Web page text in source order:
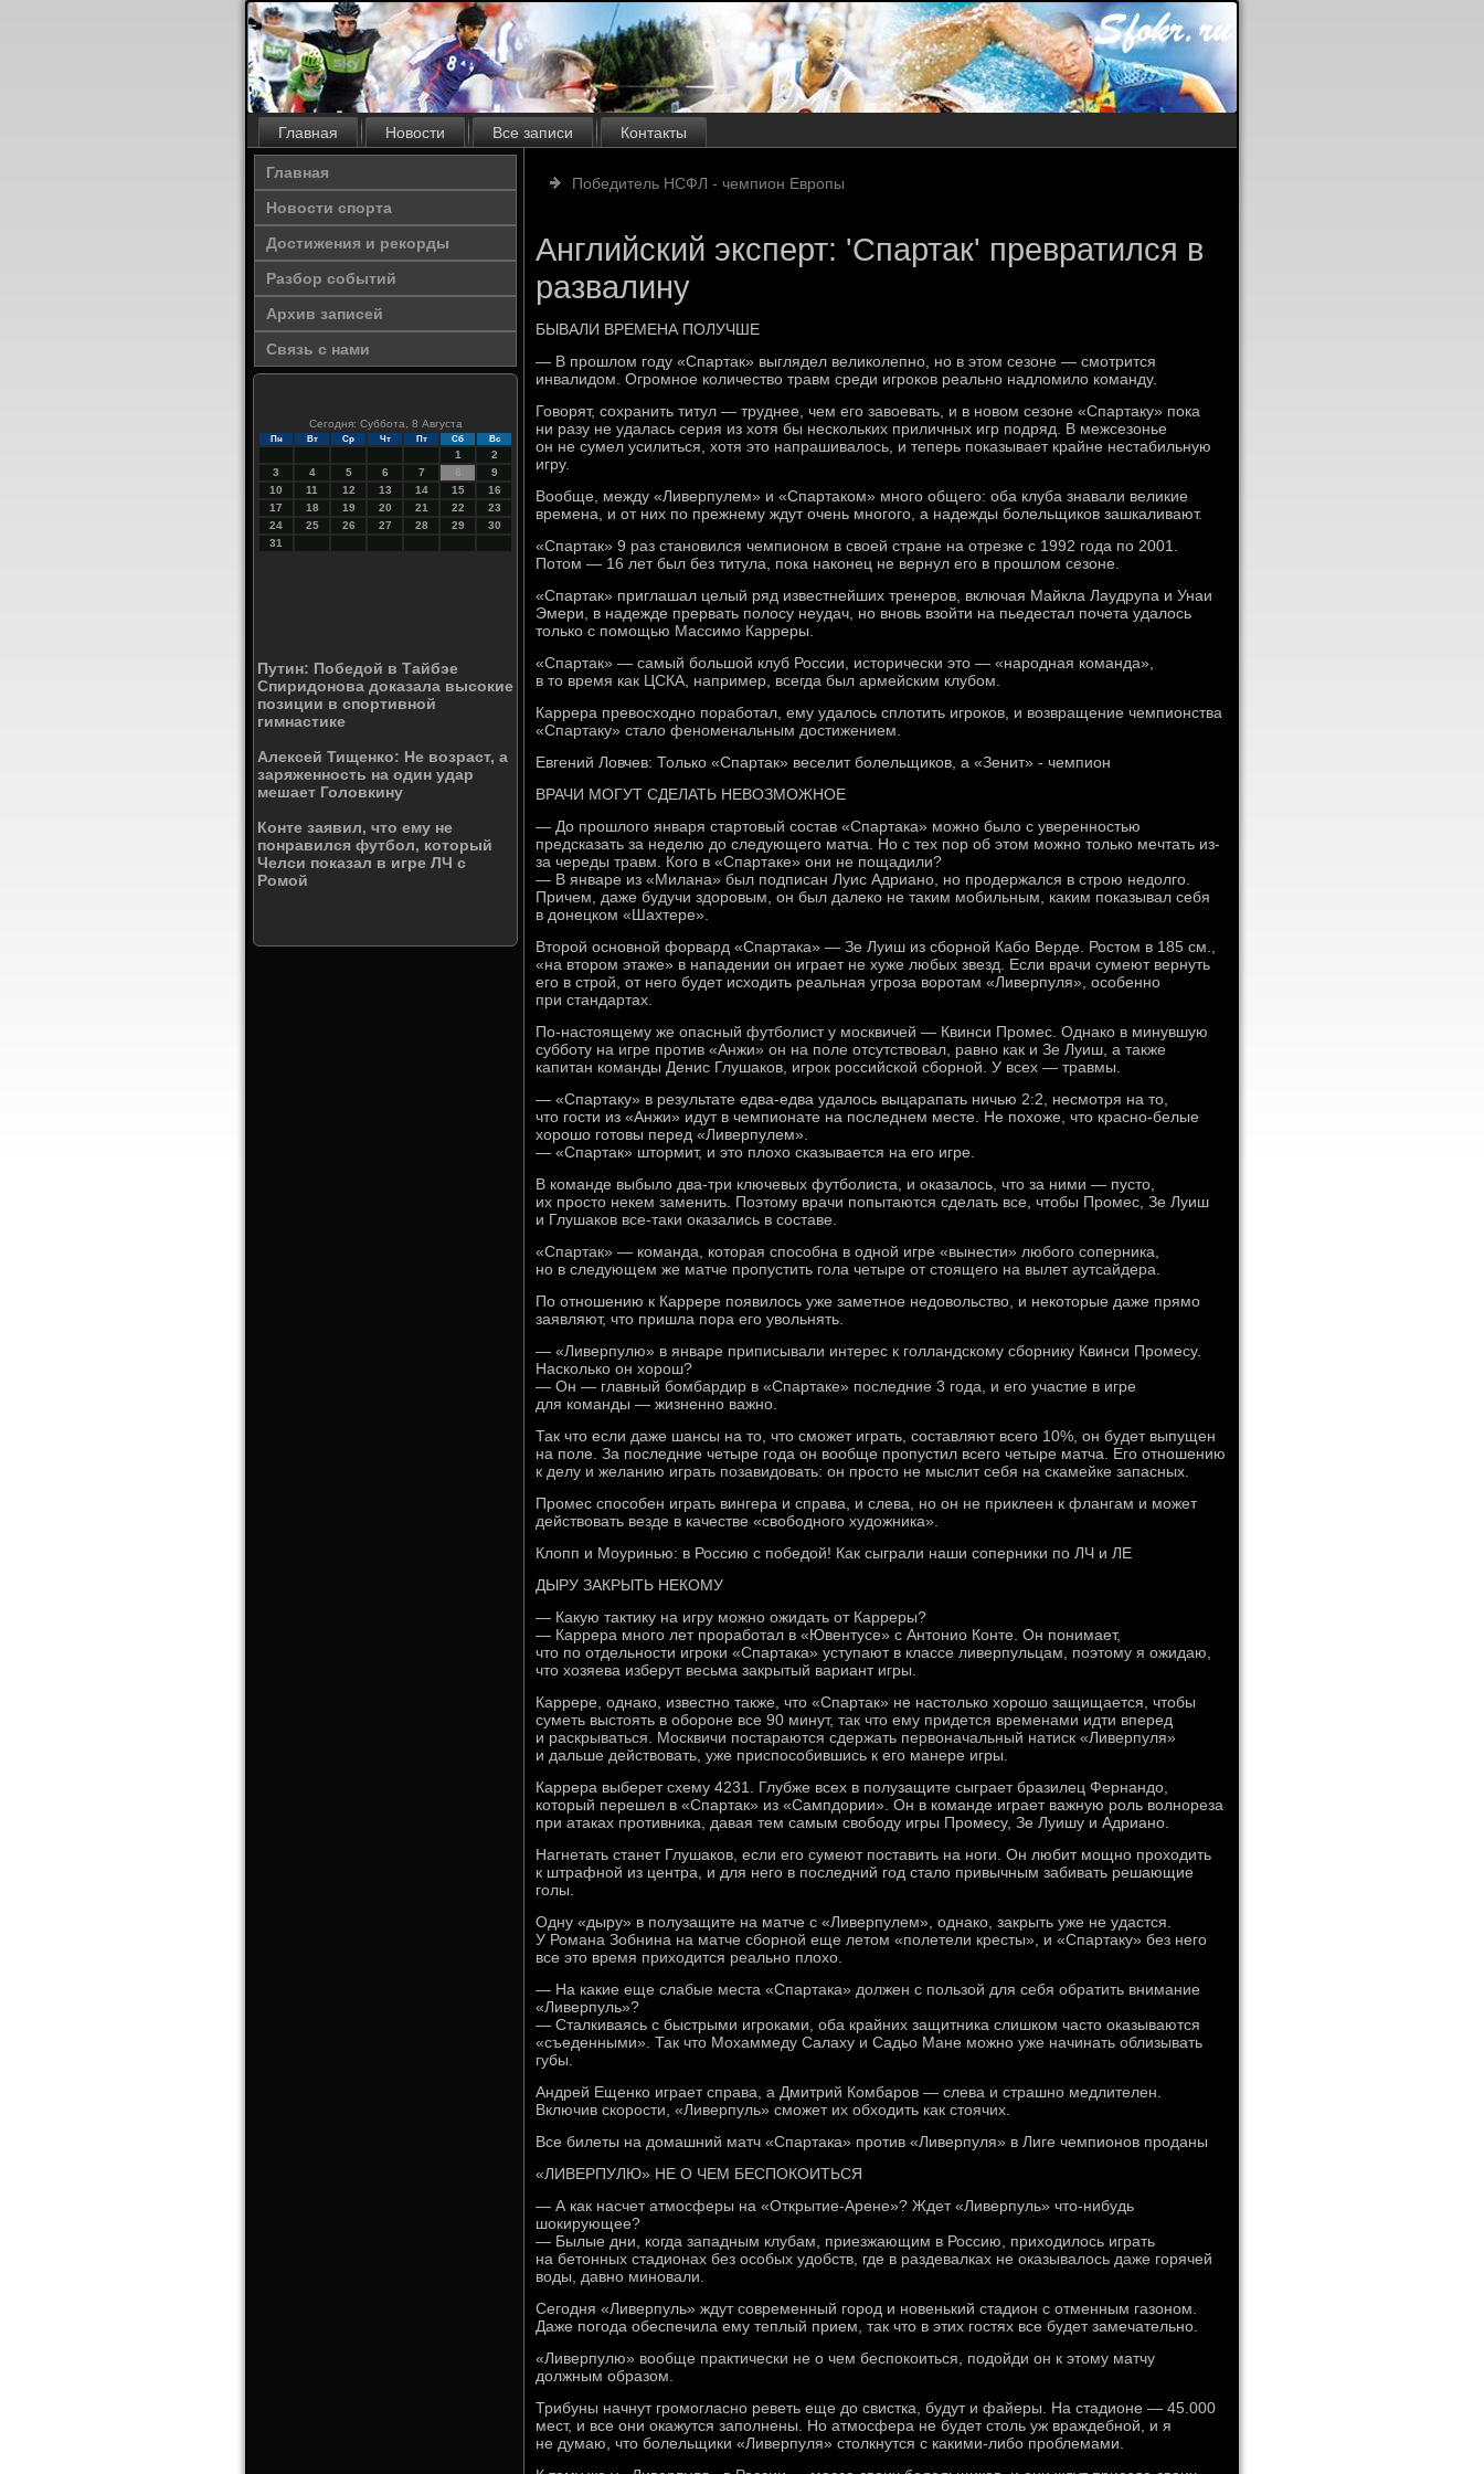
Главная Новости Все записи Контакты
Главная
Новости спорта
Достижения и рекорды
Разбор событий
Архив записей
Связь с нами
Сегодня: Суббота, 8 Августа
Пн Вт Ср Чт Пт Сб Вс
1
2
3
4 5 6 7 8
9
10
11 12 13 14 15
16
17
18 19 20 21 22
23
24
25 26 27 28 29
30
31
Путин: Победой в Тайбэе
Спиридонова доказала высокие
позиции в спортивной
гимнастике
Алексей Тищенко: Не возраст, а
заряженность на один удар
мешает Головкину
Конте заявил, что ему не
понравился футбол, который
Челси показал в игре ЛЧ с
Ромой
Победитель НСФЛ - чемпион Европы
Английский эксперт: 'Спартак' превратился в
развалину
БЫВАЛИ ВРЕМЕНА ПОЛУЧШЕ
— В прошлом году «Спартак» выглядел великолепно, но в этом сезоне — смотрится
инвалидом. Огромное количество травм среди игроков реально надломило команду.
Говорят, сохранить титул — труднее, чем его завоевать, и в новом сезоне «Спартаку» пока
ни разу не удалась серия из хотя бы нескольких приличных игр подряд. В межсезонье
он не сумел усилиться, хотя это напрашивалось, и теперь показывает крайне нестабильную
игру.
Вообще, между «Ливерпулем» и «Спартаком» много общего: оба клуба знавали великие
времена, и от них по прежнему ждут очень многого, а надежды болельщиков зашкаливают.
«Спартак» 9 раз становился чемпионом в своей стране на отрезке с 1992 года по 2001.
Потом — 16 лет был без титула, пока наконец не вернул его в прошлом сезоне.
«Спартак» приглашал целый ряд известнейших тренеров, включая Майкла Лаудрупа и Унаи
Эмери, в надежде прервать полосу неудач, но вновь взойти на пьедестал почета удалось
только с помощью Массимо Карреры.
«Спартак» — самый большой клуб России, исторически это — «народная команда»,
в то время как ЦСКА, например, всегда был армейским клубом.
Каррера превосходно поработал, ему удалось сплотить игроков, и возвращение чемпионства
«Спартаку» стало феноменальным достижением.
Евгений Ловчев: Только «Спартак» веселит болельщиков, а «Зенит» - чемпион
ВРАЧИ МОГУТ СДЕЛАТЬ НЕВОЗМОЖНОЕ
— До прошлого января стартовый состав «Спартака» можно было с уверенностью
предсказать за неделю до следующего матча. Но с тех пор об этом можно только мечтать из-
за череды травм. Кого в «Спартаке» они не пощадили?
— В январе из «Милана» был подписан Луис Адриано, но продержался в строю недолго.
Причем, даже будучи здоровым, он был далеко не таким мобильным, каким показывал себя
в донецком «Шахтере».
Второй основной форвард «Спартака» — Зе Луиш из сборной Кабо Верде. Ростом в 185 см.,
«на втором этаже» в нападении он играет не хуже любых звезд. Если врачи сумеют вернуть
его в строй, от него будет исходить реальная угроза воротам «Ливерпуля», особенно
при стандартах.
По-настоящему же опасный футболист у москвичей — Квинси Промес. Однако в минувшую
субботу на игре против «Анжи» он на поле отсутствовал, равно как и Зе Луиш, а также
капитан команды Денис Глушаков, игрок российской сборной. У всех — травмы.
— «Спартаку» в результате едва-едва удалось выцарапать ничью 2:2, несмотря на то,
что гости из «Анжи» идут в чемпионате на последнем месте. Не похоже, что красно-белые
хорошо готовы перед «Ливерпулем».
— «Спартак» штормит, и это плохо сказывается на его игре.
В команде выбыло два-три ключевых футболиста, и оказалось, что за ними — пусто,
их просто некем заменить. Поэтому врачи попытаются сделать все, чтобы Промес, Зе Луиш
и Глушаков все-таки оказались в составе.
«Спартак» — команда, которая способна в одной игре «вынести» любого соперника,
но в следующем же матче пропустить гола четыре от стоящего на вылет аутсайдера.
По отношению к Каррере появилось уже заметное недовольство, и некоторые даже прямо
заявляют, что пришла пора его увольнять.
— «Ливерпулю» в январе приписывали интерес к голландскому сборнику Квинси Промесу.
Насколько он хорош?
— Он — главный бомбардир в «Спартаке» последние 3 года, и его участие в игре
для команды — жизненно важно.
Так что если даже шансы на то, что сможет играть, составляют всего 10%, он будет выпущен
на поле. За последние четыре года он вообще пропустил всего четыре матча. Его отношению
к делу и желанию играть позавидовать: он просто не мыслит себя на скамейке запасных.
Промес способен играть вингера и справа, и слева, но он не приклеен к флангам и может
действовать везде в качестве «свободного художника».
Клопп и Моуринью: в Россию с победой! Как сыграли наши соперники по ЛЧ и ЛЕ
ДЫРУ ЗАКРЫТЬ НЕКОМУ
— Какую тактику на игру можно ожидать от Карреры?
— Каррера много лет проработал в «Ювентусе» с Антонио Конте. Он понимает,
что по отдельности игроки «Спартака» уступают в классе ливерпульцам, поэтому я ожидаю,
что хозяева изберут весьма закрытый вариант игры.
Каррере, однако, известно также, что «Спартак» не настолько хорошо защищается, чтобы
суметь выстоять в обороне все 90 минут, так что ему придется временами идти вперед
и раскрываться. Москвичи постараются сдержать первоначальный натиск «Ливерпуля»
и дальше действовать, уже приспособившись к его манере игры.
Каррера выберет схему 4231. Глубже всех в полузащите сыграет бразилец Фернандо,
который перешел в «Спартак» из «Сампдории». Он в команде играет важную роль волнореза
при атаках противника, давая тем самым свободу игры Промесу, Зе Луишу и Адриано.
Нагнетать станет Глушаков, если его сумеют поставить на ноги. Он любит мощно проходить
к штрафной из центра, и для него в последний год стало привычным забивать решающие
голы.
Одну «дыру» в полузащите на матче с «Ливерпулем», однако, закрыть уже не удастся.
У Романа Зобнина на матче сборной еще летом «полетели кресты», и «Спартаку» без него
все это время приходится реально плохо.
— На какие еще слабые места «Спартака» должен с пользой для себя обратить внимание
«Ливерпуль»?
— Сталкиваясь с быстрыми игроками, оба крайних защитника слишком часто оказываются
«съеденными». Так что Мохаммеду Салаху и Садьо Мане можно уже начинать облизывать
губы.
Андрей Ещенко играет справа, а Дмитрий Комбаров — слева и страшно медлителен.
Включив скорости, «Ливерпуль» сможет их обходить как стоячих.
Все билеты на домашний матч «Спартака» против «Ливерпуля» в Лиге чемпионов проданы
«ЛИВЕРПУЛЮ» НЕ О ЧЕМ БЕСПОКОИТЬСЯ
— А как насчет атмосферы на «Открытие-Арене»? Ждет «Ливерпуль» что-нибудь
шокирующее?
— Былые дни, когда западным клубам, приезжающим в Россию, приходилось играть
на бетонных стадионах без особых удобств, где в раздевалках не оказывалось даже горячей
воды, давно миновали.
Сегодня «Ливерпуль» ждут современный город и новенький стадион с отменным газоном.
Даже погода обеспечила ему теплый прием, так что в этих гостях все будет замечательно.
«Ливерпулю» вообще практически не о чем беспокоиться, подойди он к этому матчу
должным образом.
Трибуны начнут громогласно реветь еще до свистка, будут и файеры. На стадионе — 45.000
мест, и все они окажутся заполнены. Но атмосфера не будет столь уж враждебной, и я
не думаю, что болельщики «Ливерпуля» столкнутся с какими-либо проблемами.